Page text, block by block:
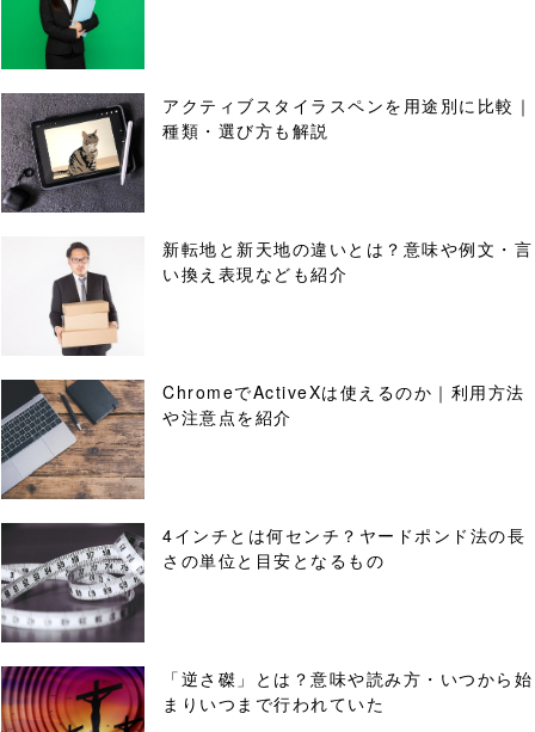
アクティブスタイラスペンを用途別に比較｜
種類・選び方も解説
新転地と新天地の違いとは？意味や例文・言
い換え表現なども紹介
ChromeでActiveXは使えるのか｜利用方法
や注意点を紹介
4インチとは何センチ？ヤードポンド法の長
さの単位と目安となるもの
「逆さ磔」とは？意味や読み方・いつから始
まりいつまで行われていた